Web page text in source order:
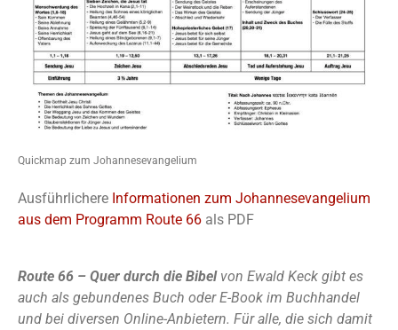
Quickmap zum Johannesevangelium
Ausführlichere Informationen zum Johannesevangelium
aus dem Programm Route 66 als PDF
Route 66 – Quer durch die Bibel von Ewald Keck gibt es
auch als gebundenes Buch oder E-Book im Buchhandel
und bei diversen Online-Anbietern. Für alle, die sich damit